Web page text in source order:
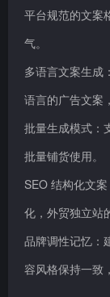
平台规范的文案
气。
多语言文案生成
语言的广告文案
批量生成模式：
批量铺货使用。
SEO 结构化文
化，外贸独立站
品牌调性记忆：
容风格保持一致